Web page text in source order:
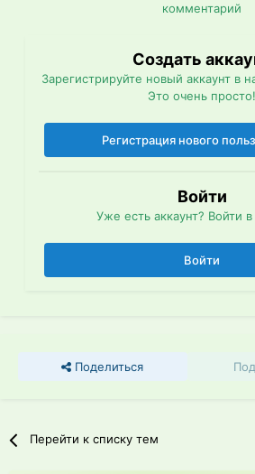
комментарий
Создать
Зарегистрируйте новый аккаунт в
Это очень просто!
Регистрация нового
Войти
Уже есть аккаунт? Войти
Войти
Поделиться
Перейти к списку тем